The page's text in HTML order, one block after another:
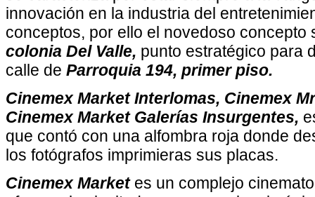
innovación en la industria del
conceptos, por ello el novedoso concepto
colonia Del Valle, punto estratégico para
calle de Parroquia 194, primer piso.
Cinemex Market Interlomas, Cinemex
Cinemex Market Galerías Insurgentes,
que contó con una alfombra roja donde
los fotógrafos imprimieras sus placas.
Cinemex Marketes un complejo